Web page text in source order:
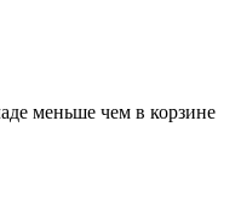
меньше чем в корзине